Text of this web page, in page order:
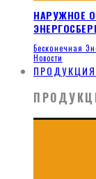
НАРУЖНОЕ
Бесконечная
Новости
ПРОДУКЦИЯ